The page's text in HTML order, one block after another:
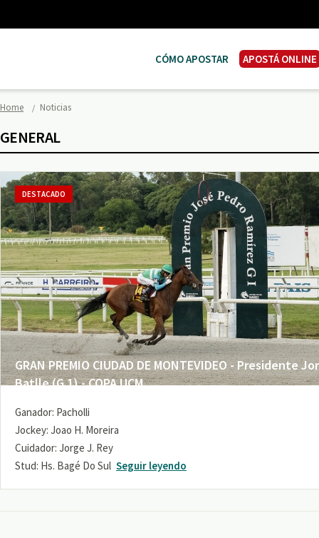
CÓMO APOSTAR APOSTÁ ONLINE
Home Noticias
GENERAL
GRAN PREMIO CIUDAD DE MONTEVIDEO - Presidente
Batlle (G 1) - COPA UCM
DESTACADO
Ganador: Pacholli
Jockey: Joao H. Moreira
Cuidador: Jorge J. Rey
Stud: Hs. Bagé Do Sul Seguir leyendo